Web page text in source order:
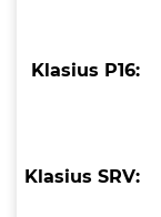
Klasius P16:
Klasius SRV: